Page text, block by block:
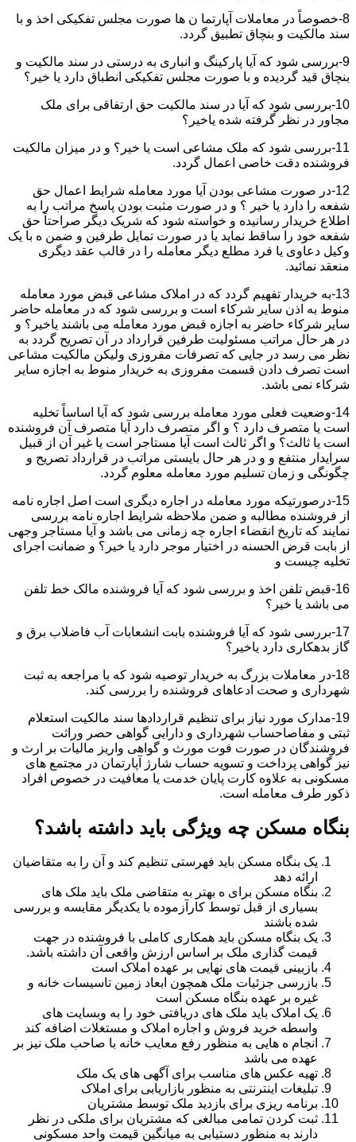
8-خصوصاً در معاملات آپارتما ن ها صورت مجلس تفکیکی اخذ و با
سند مالکیت و بنچاق تطبیق گردد.
9-بررسی شود که آیا پارکینگ و انباری به درستی در سند مالکیت و
بنچاق قید گردیده و با صورت مجلس تفکیکی انطباق دارد یا خیر؟
10-بررسی شود که آیا در سند مالکیت حق ارتفاقی برای ملک
مجاور در نظر گرفته شده یاخیر؟
11-بررسی شود که ملک مشاعی است یا خیر؟ و در میزان مالکیت
فروشنده دقت خاصی اعمال گردد.
12-در صورت مشاعی بودن آیا مورد معامله شرایط اعمال حق
شفعه را دارد یا خیر ؟ و در صورت مثبت بودن پاسخ مراتب را به
اطلاع خریدار رسانیده و خواسته شود که شریک دیگر صراحتاً حق
شفعه خود را ساقط نماید یا در صورت تمایل طرفین و ضمن ه با یک
وکیل دعاوی یا فرد مطلع دیگر معامله را در قالب عقد دیگری
منعقد نمائید.
13-به خریدار تفهیم گردد که در املاک مشاعی قبض مورد معامله
منوط به اذن سایر شرکاء است و بررسی شود که در معامله حاضر
سایر شرکاء حاضر به اجازه قبض مورد معامله می باشند یاخیر؟ و
در هر حال مراتب مسئولیت طرفین قرارداد در آن تصریح گردد به
نظر می رسد در جایی که تصرفات مفروزی ولیکن مالکیت مشاعی
است تصرف دادن قسمت مفروزی به خریدار منوط به اجازه سایر
شرکاء نمی باشد.
14-وضعیت فعلی مورد معامله بررسی شود که آیا اساساً تخلیه
است یا متصرف دارد ؟ و اگر متصرف دارد آیا متصرف آن فروشنده
است یا ثالث؟ و اگر ثالث است آیا مستاجر است یا غیر آن از قبیل
سرایدار منتفع و و در هر حال بایستی مراتب در قرارداد تصریح و
چگونگی و زمان تسلیم مورد معامله معلوم گردد.
15-درصورتیکه مورد معامله در اجاره دیگری است اصل اجاره نامه
از فروشنده مطالبه و ضمن ملاحظه شرایط اجاره نامه بررسی
نمایند که تاریخ انقضاء اجاره چه زمانی می باشد و آیا مستاجر وجهی
از بابت قرض الحسنه در اختیار موجر دارد یا خیر؟ و ضمانت اجرای
تخلیه چیست و
16-قبض تلفن اخذ و بررسی شود که آیا فروشنده مالک خط تلفن
می باشد یا خیر؟
17-بررسی شود که آیا فروشنده بابت انشعابات آب فاضلاب برق و
گاز بدهکاری دارد یاخیر؟
18-در معاملات بزرگ به خریدار توصیه شود که با مراجعه به ثبت
شهرداری و صحت ادعاهای فروشنده را بررسی کند.
19-مدارک مورد نیاز برای تنظیم قراردادها سند مالکیت استعلام
ثبتی و مفاصاحساب شهرداری و دارایی گواهی حصر وراثت
فروشندگان در صورت فوت مورث و گواهی واریز مالیات بر ارث و
نیز گواهی پرداخت و تسویه حساب شارژ آپارتمان در مجتمع های
مسکونی به علاوه کارت پایان خدمت یا معافیت در خصوص افراد
ذکور طرف معامله است.
بنگاه مسکن چه ویژگی باید داشته باشد؟
یک بنگاه مسکن باید فهرستی تنظیم کند و آن را به متقاضیان
ارائه دهد
بنگاه مسکن برای ه بهتر به متقاضی ملک باید ملک های
بسیاری از قبل توسط کارآزموده با یکدیگر مقایسه و بررسی
شده باشند
یک بنگاه مسکن باید همکاری کاملی با فروشنده در جهت
قیمت گذاری ملک بر اساس ارزش واقعی آن داشته باشد.
بازبینی قیمت های نهایی بر عهده املاک است
بازرسی جزئیات ملک همچون ابعاد زمین تاسیسات خانه و
غیره بر عهده بنگاه مسکن است
یک املاک باید ملک های دریافتی خود را به وبسایت های
واسطه خرید فروش و اجاره املاک و مستغلات اضافه کند
انجام ه هایی به منظور رفع معایب خانه با صاحب ملک نیز بر
عهده می باشد
تهیه عکس های مناسب برای آگهی های یک ملک
تبلیغات اینترنتی به منظور بازاریابی برای املاک
برنامه ریزی برای بازدید ملک توسط مشتریان
ثبت کردن تمامی مبالغی که مشتریان برای ملکی در نظر
دارند به منظور دستیابی به میانگین قیمت واحد مسکونی